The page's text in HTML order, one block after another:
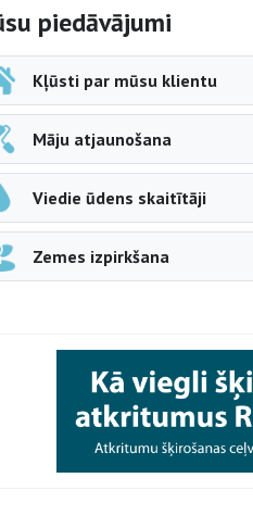
navigācija
piedāvājumi
Kļūsti par mūsu klientu
Māju atjaunošana
Viedie ūdens skaitītāji
Zemes izpirkšana